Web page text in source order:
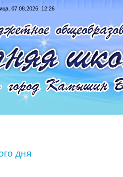
07.08.2026, 12:26
дня